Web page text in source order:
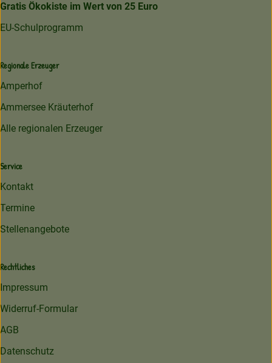
Gratis Ökokiste im Wert von 25 Euro
EU-Schulprogramm
Regionale Erzeuger
Amperhof
Ammersee Kräuterhof
Alle regionalen Erzeuger
Service
Kontakt
Termine
Stellenangebote
Rechtliches
Impressum
Widerruf-Formular
AGB
Datenschutz